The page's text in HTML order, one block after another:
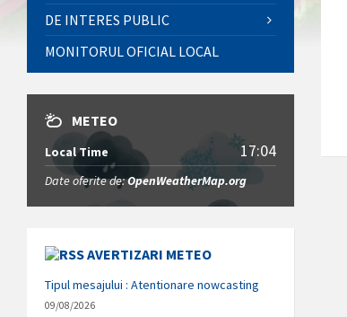
DE INTERES PUBLIC
MONITORUL OFICIAL LOCAL
METEO
Local Time 17:04
Date oferite de:OpenWeatherMap.org
AVERTIZARI METEO
Tipul mesajului : Atentionare nowcasting
09/08/2026